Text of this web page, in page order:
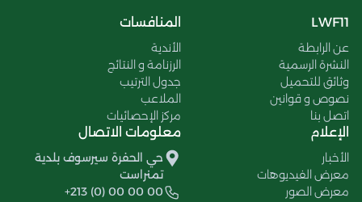
LWF11
عن الرابطة
النشرة الرسمية
وثائق للتحميل
نصوص و قوانين
اتصل بنا
المنافسات
الأندية
الرزنامة و النتائج
جدول الترتيب
الملاعب
مركز الإحصائيات
الإعلام
الأخبار
معرض الفيديوهات
معرض الصور
معلومات الاتصال
حي الحفرة سيرسوف بلدية
تمنراست
+213 (0) 00 00 00